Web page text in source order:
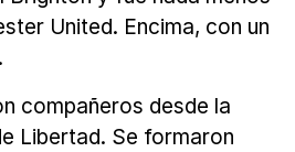
United. Encima, con un
compañeros desde la
Libertad. Se formaron